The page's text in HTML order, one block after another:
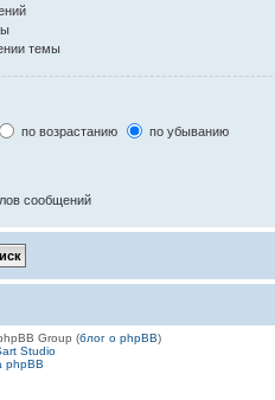
темы
по возрастанию по убыванию
сообщений
Group (блог о phpBB)
Studio
phpBB